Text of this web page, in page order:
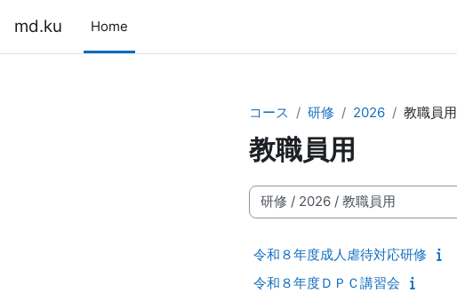
md.ku Home
コース 研修 2026 教職員用
教職員用
コースカテゴリ
令和８年度成人虐待対応研修
令和８年度ＤＰＣ講習会